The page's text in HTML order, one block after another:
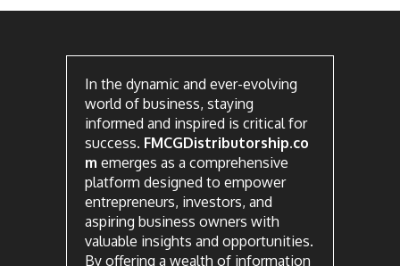
In the dynamic and ever-evolving
world of business, staying
informed and inspired is critical for
success. FMCGDistributorship.co
m emerges as a comprehensive
platform designed to empower
entrepreneurs, investors, and
aspiring business owners with
valuable insights and opportunities.
By offering a wealth of information